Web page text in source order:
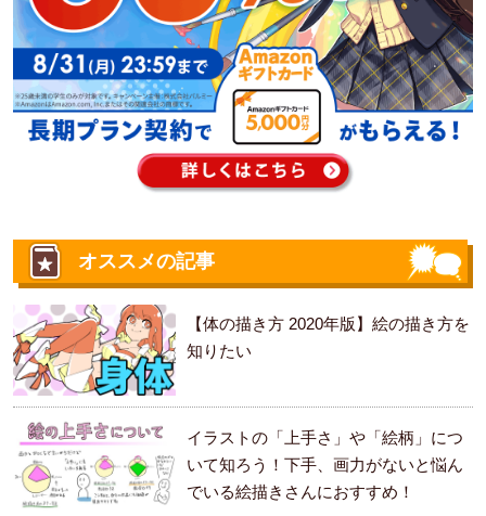
オススメの記事
【体の描き方 2020年版】絵の描き方を
知りたい
イラストの「上手さ」や「絵柄」につ
いて知ろう！下手、画力がないと悩ん
でいる絵描きさんにおすすめ！